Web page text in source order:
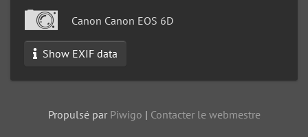
Canon Canon EOS 6D
Show EXIF data
Propulsé par Piwigo | Contacter le webmestre